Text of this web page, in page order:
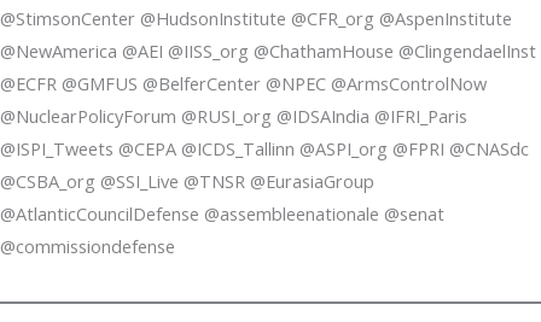
@StimsonCenter @HudsonInstitute @CFR_org @AspenInstitute
@NewAmerica @AEI @IISS_org @ChathamHouse @ClingendaelInst
@ECFR @GMFUS @BelferCenter @NPEC @ArmsControlNow
@NuclearPolicyForum @RUSI_org @IDSAIndia @IFRI_Paris
@ISPI_Tweets @CEPA @ICDS_Tallinn @ASPI_org @FPRI @CNASdc
@CSBA_org @SSI_Live @TNSR @EurasiaGroup
@AtlanticCouncilDefense @assembleenationale @senat
@commissiondefense